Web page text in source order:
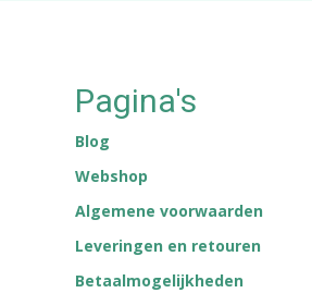
Pagina's
Blog
Webshop
Algemene voorwaarden
Leveringen en retouren
Betaalmogelijkheden